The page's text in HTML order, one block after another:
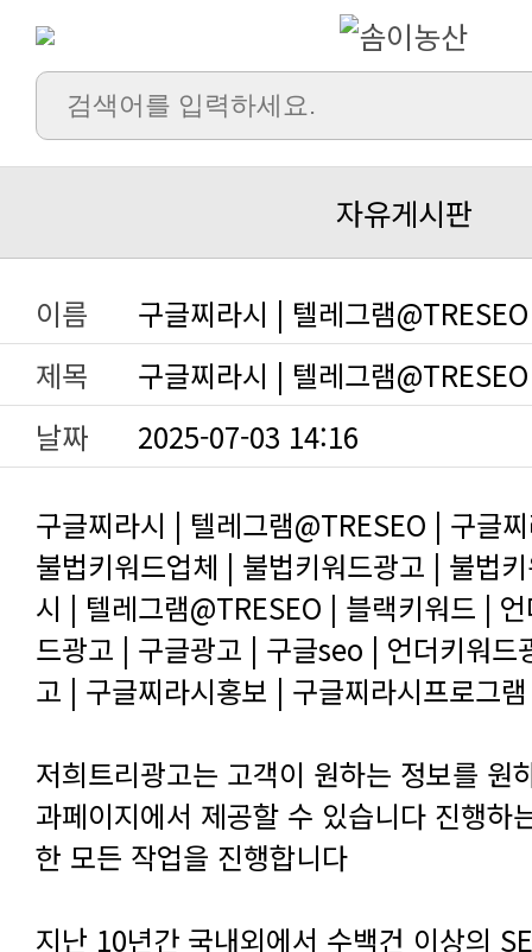
자유게시판
이름
구글찌라시 | 텔레그램@TRESEO
제목
구글찌라시 | 텔레그램
날짜
2025-07-03 14:16
구글찌라시 | 텔레그램@TRESEO | 구글
고 | 구글찌라시홍보 | 구글찌라시프로그
한 모든 작업을 진행합니다